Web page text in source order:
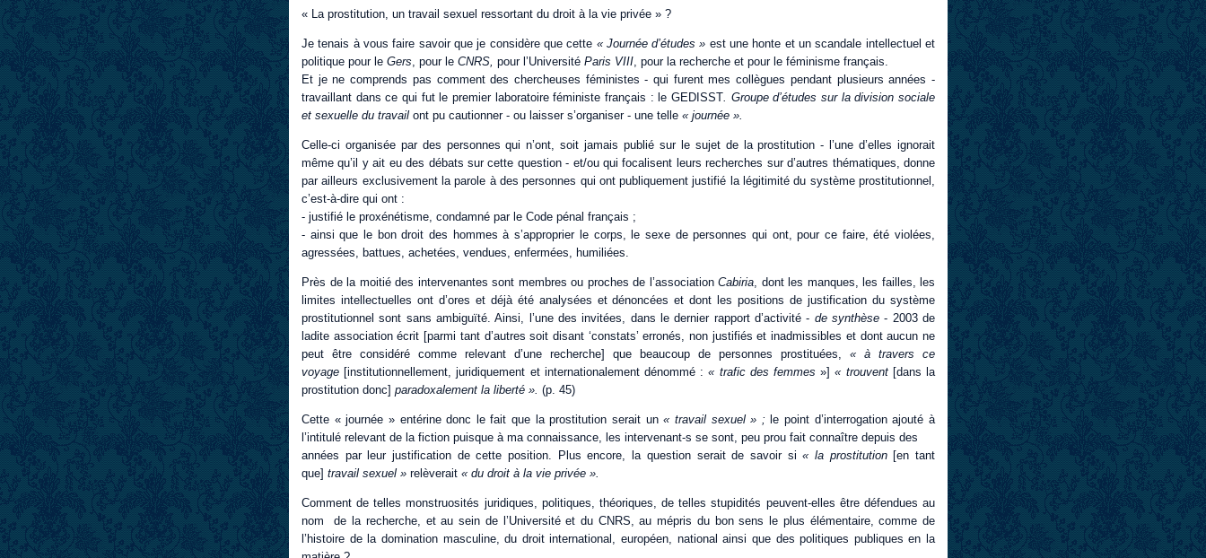
« La prostitution, un travail sexuel ressortant du droit à la vie privée » ?
Je tenais à vous faire savoir que je considère que cette « Journée d’études » est une honte et un scandale intellectuel et
politique pour le Gers, pour le CNRS, pour l’Université Paris VIII, pour la recherche et pour le féminisme français.
Et je ne comprends pas comment des chercheuses féministes - qui furent mes collègues pendant plusieurs années -
travaillant dans ce qui fut le premier laboratoire féministe français : le GEDISST. Groupe d’études sur la division sociale
et sexuelle du travail ont pu cautionner - ou laisser s’organiser - une telle « journée ».
Celle-ci organisée par des personnes qui n’ont, soit jamais publié sur le sujet de la prostitution - l’une d’elles ignorait
même qu’il y ait eu des débats sur cette question - et/ou qui focalisent leurs recherches sur d’autres thématiques, donne
par ailleurs exclusivement la parole à des personnes qui ont publiquement justifié la légitimité du système prostitutionnel,
c’est-à-dire qui ont :
- justifié le proxénétisme, condamné par le Code pénal français ;
- ainsi que le bon droit des hommes à s’approprier le corps, le sexe de personnes qui ont, pour ce faire, été violées,
agressées, battues, achetées, vendues, enfermées, humiliées.
Près de la moitié des intervenantes sont membres ou proches de l’association Cabiria, dont les manques, les failles, les
limites intellectuelles ont d’ores et déjà été analysées et dénoncées et dont les positions de justification du système
prostitutionnel sont sans ambiguïté. Ainsi, l’une des invitées, dans le dernier rapport d’activité - de synthèse - 2003 de
ladite association écrit [parmi tant d’autres soit disant ‘constats’ erronés, non justifiés et inadmissibles et dont aucun ne
peut être considéré comme relevant d’une recherche] que beaucoup de personnes prostituées, « à travers ce
voyage [institutionnellement, juridiquement et internationalement dénommé :« trafic des femmes»] « trouvent [dans la
prostitution donc] paradoxalement la liberté ». (p. 45)
Cette « journée » entérine donc le fait que la prostitution serait un« travail sexuel » ; le point d’interrogation ajouté à
l’intitulé relevant de la fiction puisque à ma connaissance, les intervenant-s se sont, peu prou fait connaître depuis des
années par leur justification de cette position. Plus encore, la question serait de savoir si« la prostitution[en tant
que] travail sexuel » relèverait « du droit à la vie privée ».
Comment de telles monstruosités juridiques, politiques, théoriques, de telles stupidités peuvent-elles être défendues au
nom de la recherche, et au sein de l’Université et du CNRS, au mépris du bon sens le plus élémentaire, comme de
l’histoire de la domination masculine, du droit international, européen, national ainsi que des politiques publiques en la